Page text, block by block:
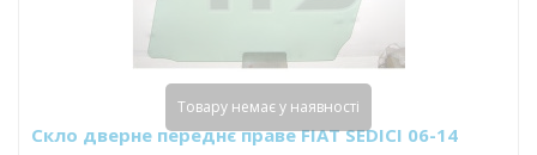
Скло дверне переднє праве FIAT SEDICI 06-14
Товару немає у наявності